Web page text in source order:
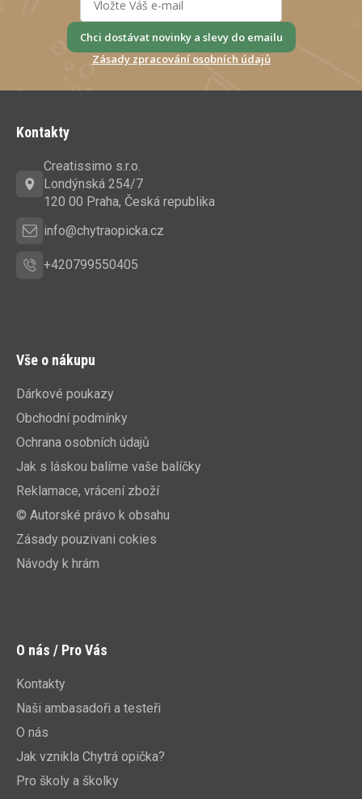
Chci dostávat novinky a slevy do emailu
Zásady zpracování osobních údajů
Kontakty
Creatissimo s.r.o.
Londýnská 254/7
120 00 Praha, Česká republika
info@chytraopicka.cz
+420799550405
Vše o nákupu
Dárkové poukazy
Obchodní podmínky
Ochrana osobních údajů
Jak s láskou balíme vaše balíčky
Reklamace, vrácení zboží
© Autorské právo k obsahu
Zásady pouzivani cokies
Návody k hrám
O nás / Pro Vás
Kontakty
Naši ambasadoři a testeři
O nás
Jak vznikla Chytrá opička?
Pro školy a školky